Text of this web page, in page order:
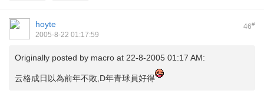
46#
hoyte
2005-8-22 01:17:59
Originally posted by macro at 22-8-2005 01:17 AM:
云格成日以為前年不敗,D年青球員好得